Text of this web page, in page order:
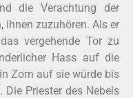
die Verachtung der
ihnen zuzuhören. Als er
vergehende Tor zu
Hass auf die
Zorn auf sie würde bis
Priester des Nebels